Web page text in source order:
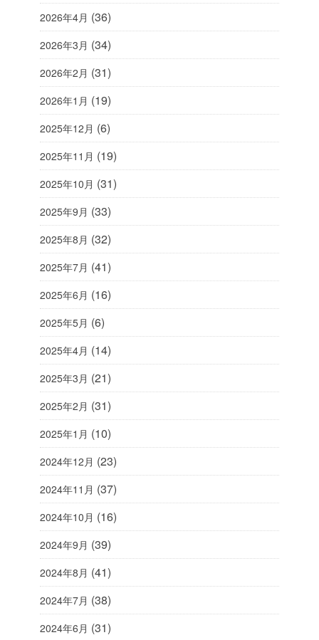
2026年4月 (36)
2026年3月 (34)
2026年2月 (31)
2026年1月 (19)
2025年12月 (6)
2025年11月 (19)
2025年10月 (31)
2025年9月 (33)
2025年8月 (32)
2025年7月 (41)
2025年6月 (16)
2025年5月 (6)
2025年4月 (14)
2025年3月 (21)
2025年2月 (31)
2025年1月 (10)
2024年12月 (23)
2024年11月 (37)
2024年10月 (16)
2024年9月 (39)
2024年8月 (41)
2024年7月 (38)
2024年6月 (31)